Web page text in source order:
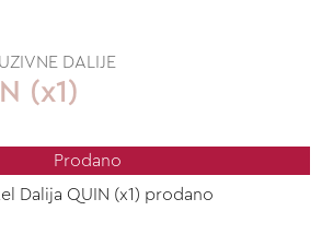
DALIJE
(x1)
Prodano
Dalija QUIN (x1) prodano